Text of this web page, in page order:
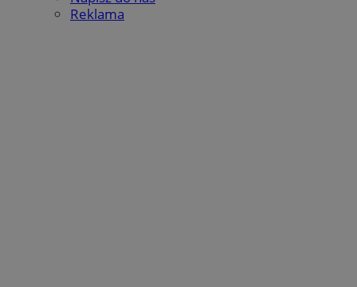
Reklama